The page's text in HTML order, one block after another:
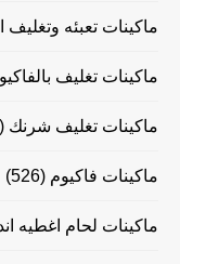
ماكينات تعبئه وتغليف
ماكينات تغليف
ماكينات تغليف شرنك (1٬221)
ماكينات فاكيوم (526)
ماكينات لحام اغطيه